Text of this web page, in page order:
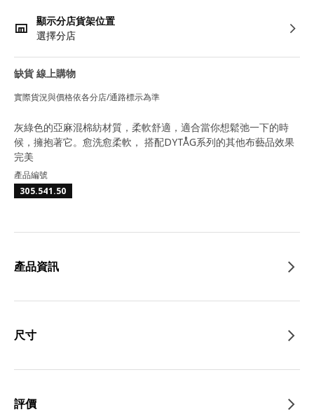
顯示分店貨架位置
選擇分店
缺貨 線上購物
實際貨況與價格依各分店/通路標示為準
灰綠色的亞麻混棉紡材質，柔軟舒適，適合當你想鬆弛一下的時
候，擁抱著它。愈洗愈柔軟， 搭配DYTÅG系列的其他布藝品效果
完美
產品編號
305.541.50
產品資訊
尺寸
評價